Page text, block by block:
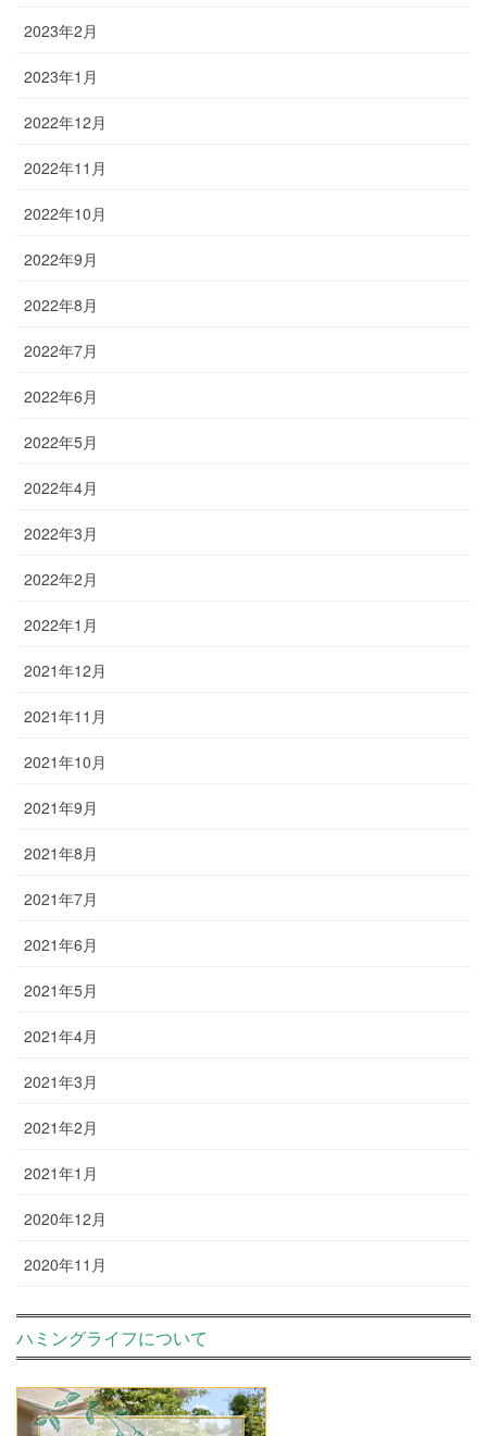
2023年2月
2023年1月
2022年12月
2022年11月
2022年10月
2022年9月
2022年8月
2022年7月
2022年6月
2022年5月
2022年4月
2022年3月
2022年2月
2022年1月
2021年12月
2021年11月
2021年10月
2021年9月
2021年8月
2021年7月
2021年6月
2021年5月
2021年4月
2021年3月
2021年2月
2021年1月
2020年12月
2020年11月
ハミングライフについて